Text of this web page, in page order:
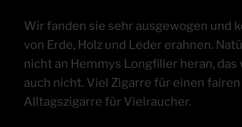
Wir fan­den sie sehr aus­ge­wo­gen und
von Erde, Holz und Leder erah­nen.
nicht an Hem­mys Longfil­ler her­an, das
auch nicht. Viel Zigar­re für einen
All­tags­zi­gar­re für Vielraucher.